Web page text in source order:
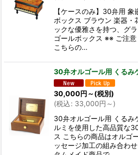
【ケースのみ】30弁用
ボックス ブラウン 楽器・
ックな優雅さを持つ、グ
ゴールボックス ※※ ご注意
こちらの…
30弁オルゴール用 くるみ
30,000円 ～(税別)
(税込: 33,000円 ～ )
30弁オルゴール用 くるみ
ルミを使用した高品質な
ス こちらの商品はオルゴ
ッセージ加工の組み合わ